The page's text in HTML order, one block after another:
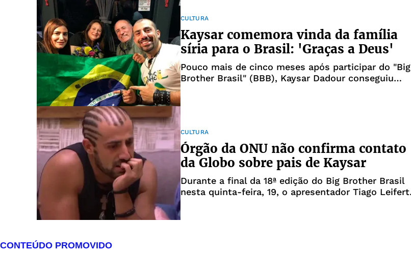
CULTURA
Kaysar comemora vinda da família
síria para o Brasil: 'Graças a Deus'
Pouco mais de cinco meses após participar do "Big
Brother Brasil" (BBB), Kaysar Dadour conseguiu
CULTURA
Órgão da ONU não confirma contato
da Globo sobre pais de Kaysar
Durante a final da 18ª edição do Big Brother Brasil
nesta quinta-feira, 19, o apresentador Tiago Leifert